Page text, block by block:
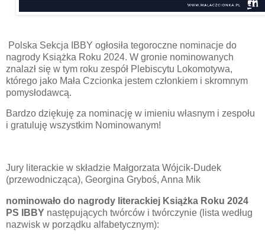
Polska Sekcja IBBY ogłosiła tegoroczne nominacje do
nagrody Książka Roku 2024. W gronie nominowanych
znalazł się w tym roku zespół Plebiscytu Lokomotywa,
którego jako Mała Czcionka jestem członkiem i skromnym
pomysłodawcą.
Bardzo dziękuję za nominację w imieniu własnym i zespołu
i gratuluję wszystkim Nominowanym!
Jury literackie w składzie Małgorzata Wójcik-Dudek
(przewodnicząca), Georgina Gryboś, Anna Mik
nominowało do nagrody literackiej Książka Roku 2024
PS IBBY następujących twórców i twórczynie (lista według
nazwisk w porządku alfabetycznym):